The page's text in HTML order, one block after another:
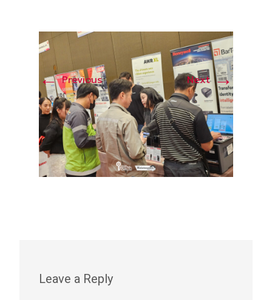
←Previous Next→
Leave a Reply